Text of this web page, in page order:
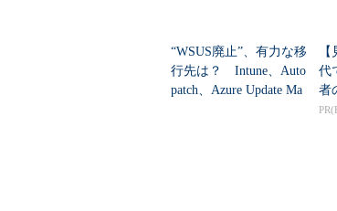
“WSUS廃止”、有力な移
行先は？ Intune、Auto
patch、Azure Update Ma
代
者